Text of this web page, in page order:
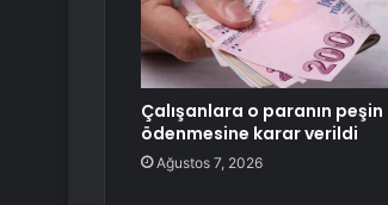
Çalışanlara o paranın peşin
ödenmesine karar verildi
Ağustos 7, 2026